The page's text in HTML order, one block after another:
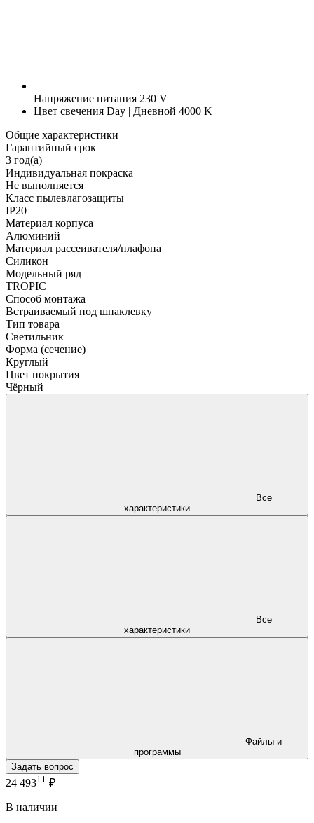
Напряжение питания 230 V
Цвет свечения Day | Дневной 4000 K
Общие характеристики
Гарантийный срок
3 год(а)
Индивидуальная покраска
Не выполняется
Класс пылевлагозащиты
IP20
Материал корпуса
Алюминий
Материал рассеивателя/плафона
Силикон
Модельный ряд
TROPIC
Способ монтажа
Встраиваемый под шпаклевку
Тип товара
Светильник
Форма (сечение)
Круглый
Цвет покрытия
Чёрный
характеристики
характеристики
программы
Задать вопрос
24 49311 ₽
В наличии